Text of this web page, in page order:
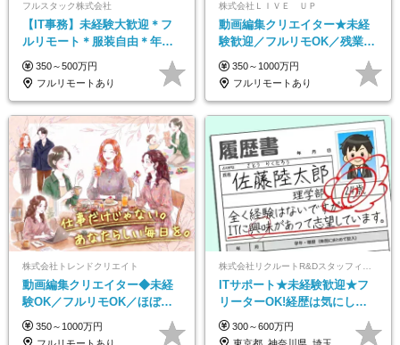
フルスタック株式会社
【IT事務】未経験大歓迎＊フ
ルリモート＊服装自由＊年休
125日以上＊残業なし＊月給26
万円以上
350～500万円
フルリモートあり
株式会社ＬＩＶＥ ＵＰ
動画編集クリエイター★未経
験歓迎／フルリモOK／残業な
し／年間休日125日／髪・服・
ネイル自由／研修充実で安心
350～1000万円
フルリモートあり
株式会社トレンドクリエイト
動画編集クリエイター◆未経
験OK／フルリモOK／ほぼ定
時帰り／年間休日125日／髪・
服・ネイル自由／副業OK
350～1000万円
ITサポート★未経験歓迎★フ
リーターOK!経歴は気にしな
くて大丈夫★超大手リクルー
トグループの正社員/sg
300～600万円